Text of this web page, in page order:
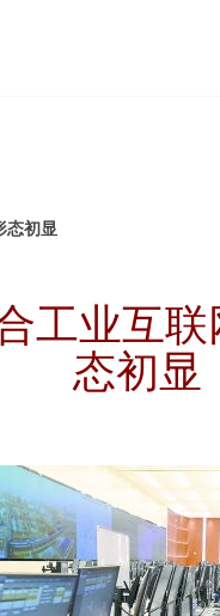
态初显
工业互
态初显